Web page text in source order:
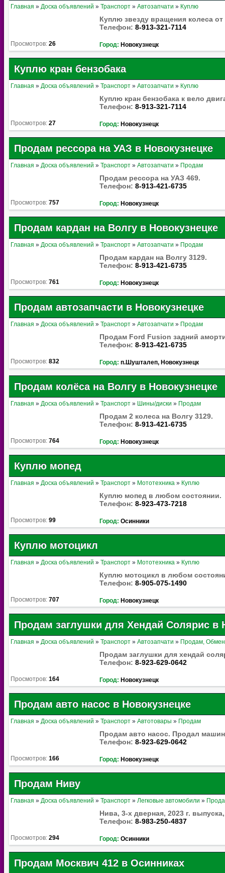
Главная » Доска объявлений » Транспорт » Автозапчати » Куплю
Куплю звезду вращения колеса
Телефон: 8-913-321-7114
Просмотров: 26 Город: Новокузнецк
Куплю кран бензобака
Главная » Доска объявлений » Транспорт » Автозапчати » Куплю
Куплю кран бензобака к вело
Телефон: 8-913-321-7114
Просмотров: 27 Город: Новокузнецк
Продам рессора на УАЗ в Новокузнецке
Главная » Доска объявлений » Транспорт » Автозапчати » Продам
Продам рессора на УАЗ 469.
Телефон: 8-913-421-6735
Просмотров: 757 Город: Новокузнецк
Продам кардан на Волгу в Новокузнецке
Главная » Доска объявлений » Транспорт » Автозапчати » Продам
Продам кардан на Волгу 3129.
Телефон: 8-913-421-6735
Просмотров: 761 Город: Новокузнецк
Продам автозапчасти в Новокузнецке
Главная » Доска объявлений » Транспорт » Автозапчати » Продам
Продам Ford Fusion задний
Телефон: 8-913-421-6735
Просмотров: 832 Город: п.Шушталеп, Новокузнецк
Продам колёса на Волгу в Новокузнецке
Главная » Доска объявлений » Транспорт » Шины/диски » Продам
Продам 2 колеса на Волгу 3129.
Телефон: 8-913-421-6735
Просмотров: 764 Город: Новокузнецк
Куплю мопед
Главная » Доска объявлений » Транспорт » Мототехника » Куплю
Куплю мопед в любом состоянии.
Телефон: 8-923-473-7218
Просмотров: 99 Город: Осинники
Куплю мотоцикл
Главная » Доска объявлений » Транспорт » Мототехника » Куплю
Куплю мотоцикл в любом
Телефон: 8-905-075-1490
Просмотров: 707 Город: Новокузнецк
Продам заглушки для Хендай Солярис в
Главная » Доска объявлений » Транспорт » Автозапчати » Продам,
Продам заглушки для хендай
Телефон: 8-923-629-0642
Просмотров: 164 Город: Новокузнецк
Продам авто насос в Новокузнецке
Главная » Доска объявлений » Транспорт » Автотовары » Продам
Продам авто насос. Продал
Телефон: 8-923-629-0642
Просмотров: 166 Город: Новокузнецк
Продам Ниву
Главная » Доска объявлений » Транспорт » Легковые автомобили »
Нива, 3-х дверная, 2023 г.
Телефон: 8-983-250-4837
Просмотров: 294 Город: Осинники
Продам Москвич 412 в Осинниках